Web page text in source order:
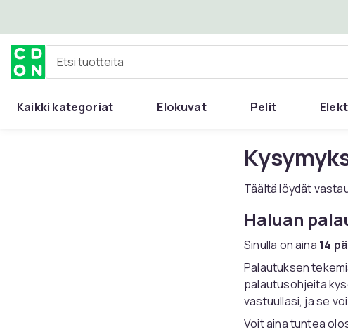
Etsi tuotteita
Kaikki kategoriat Elokuvat Pelit
Täältä löydät
Haluan
Sinulla on aina 14
Palautuksen
palautusohjeita
vastuullasi, ja se
Voit aina tuntea